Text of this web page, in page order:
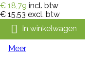
€ 18,79 incl. btw
€ 15,53 excl. btw
 In winkelwagen
Meer